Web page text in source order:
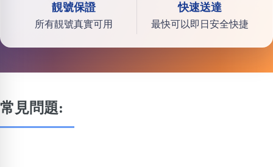
靚號保證
所有靚號真實可用
快速送達
最快可以即日安全快捷
常見問題: